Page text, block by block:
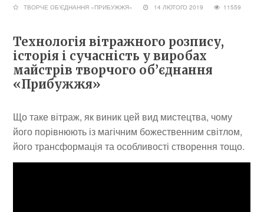
ТВОРЧЕ ОБ'ЄДНАННЯ «ПРИБУЖЖЯ» 14 ЛЮТОГО 2019 11559
Технологія вітражного розпису,
історія і сучасність у виробах
майстрів творчого об’єднання
«Прибужжя»
Що таке вітраж, як виник цей вид мистецтва, чому
його порівнюють із магічним божественним світлом,
його трансформація та особливості створення тощо.